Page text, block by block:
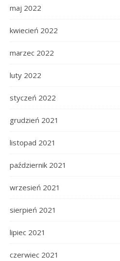
maj 2022
kwiecień 2022
marzec 2022
luty 2022
styczeń 2022
grudzień 2021
listopad 2021
październik 2021
wrzesień 2021
sierpień 2021
lipiec 2021
czerwiec 2021